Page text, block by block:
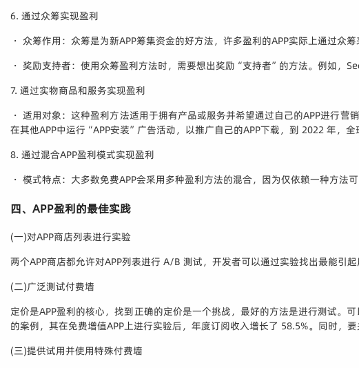
6. 通过众筹实现盈利
・ 众筹作用：众筹是为新APP筹集资金的好方法，许多盈利的APP实际上通过
・ 奖励支持者：使用众筹盈利方法时，需要想出奖励“支持者”的方法。例如，
7. 通过实物商品和服务实现盈利
・ 适用对象：这种盈利方法适用于拥有产品或服务并希望通过自己的APP进行
在其他APP中运行“APP安装”广告活动，以推广自己的APP下载，到 2022 年，全
8. 通过混合APP盈利模式实现盈利
・ 模式特点：大多数免费APP会采用多种盈利方法的混合，因为仅依赖一种方法
四、APP盈利的最佳实践
(一)对APP商店列表进行实验
两个APP商店都允许对APP列表进行 A/B 测试，开发者可以通过实验找出最能引
(二)广泛测试付费墙
定价是APP盈利的核心，找到正确的定价是一个挑战，最好的方法是进行测试。
的案例，其在免费增值APP上进行实验后，年度订阅收入增长了 58.5%。同时，
(三)提供试用并使用特殊付费墙